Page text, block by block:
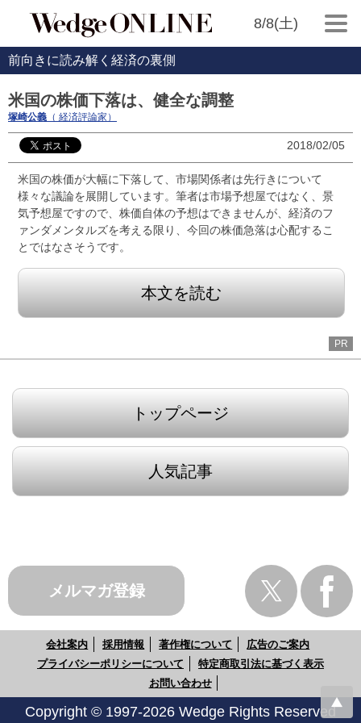
8/8(土)
前向きに読み解く経済の裏側
米国の株価下落は、健全な調整
塚崎公義 （ 経済評論家）
2018/02/05
米国の株価が大幅に下落して、市場関係者は先行きについて
様々な議論を展開しています。筆者は市場予想屋ではなく、景
気予想屋ですので、株価自体の予想はできませんが、経済のフ
ァンダメンタルズを考える限り、今回の株価急落は心配するこ
とではなさそうです。
本文を読む
PR
トップページ
人気記事
メルマガ登録
会社案内 採用情報 著作権について
広告のご案内
プライバシーポリシーについて
特定商取引法に基づく表示
お問い合わせ
Copyright © 1997-2026 Wedge Rights Reserved